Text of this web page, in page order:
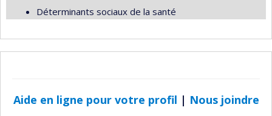
Déterminants sociaux de la santé
Aide en ligne pour votre profil | Nous joindre